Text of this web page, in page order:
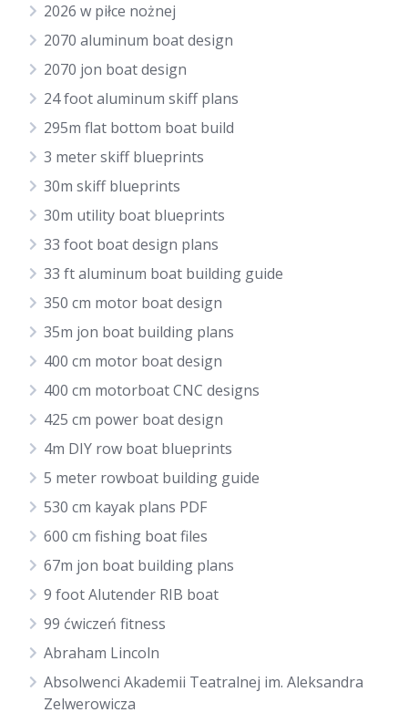
2026 w piłce nożnej
2070 aluminum boat design
2070 jon boat design
24 foot aluminum skiff plans
295m flat bottom boat build
3 meter skiff blueprints
30m skiff blueprints
30m utility boat blueprints
33 foot boat design plans
33 ft aluminum boat building guide
350 cm motor boat design
35m jon boat building plans
400 cm motor boat design
400 cm motorboat CNC designs
425 cm power boat design
4m DIY row boat blueprints
5 meter rowboat building guide
530 cm kayak plans PDF
600 cm fishing boat files
67m jon boat building plans
9 foot Alutender RIB boat
99 ćwiczeń fitness
Abraham Lincoln
Absolwenci Akademii Teatralnej im. Aleksandra
Zelwerowicza